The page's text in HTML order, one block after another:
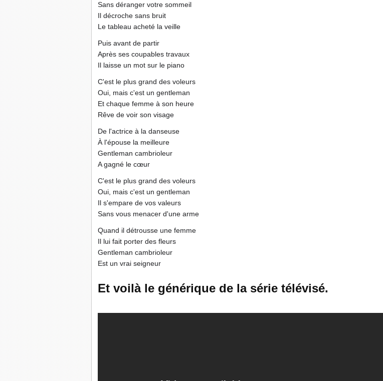
Sans déranger votre sommeil
Il décroche sans bruit
Le tableau acheté la veille
Puis avant de partir
Après ses coupables travaux
Il laisse un mot sur le piano
C'est le plus grand des voleurs
Oui, mais c'est un gentleman
Et chaque femme à son heure
Rêve de voir son visage
De l'actrice à la danseuse
À l'épouse la meilleure
Gentleman cambrioleur
A gagné le cœur
C'est le plus grand des voleurs
Oui, mais c'est un gentleman
Il s'empare de vos valeurs
Sans vous menacer d'une arme
Quand il détrousse une femme
Il lui fait porter des fleurs
Gentleman cambrioleur
Est un vrai seigneur
Et voilà le générique de la série télévisé.